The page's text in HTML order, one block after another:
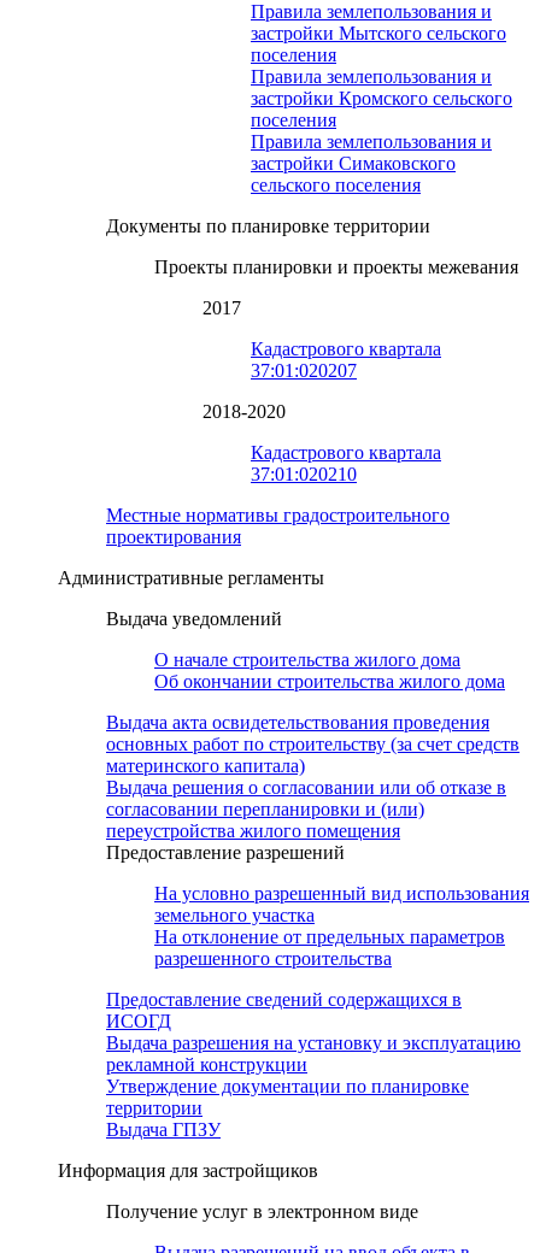
Правила землепользования и
застройки Мытского сельского
поселения
Правила землепользования и
застройки Кромского сельского
поселения
Правила землепользования и
застройки Симаковского
сельского поселения
Документы по планировке территории
Проекты планировки и проекты межевания
2017
Кадастрового квартала
37:01:020207
2018-2020
Кадастрового квартала
37:01:020210
Местные нормативы градостроительного
проектирования
Административные регламенты
Выдача уведомлений
О начале строительства жилого дома
Об окончании строительства жилого дома
Выдача акта освидетельствования проведения
основных работ по строительству (за счет средств
материнского капитала)
Выдача решения о согласовании или об отказе в
согласовании перепланировки и (или)
переустройства жилого помещения
Предоставление разрешений
На условно разрешенный вид использования
земельного участка
На отклонение от предельных параметров
разрешенного строительства
Предоставление сведений содержащихся в
ИСОГД
Выдача разрешения на установку и эксплуатацию
рекламной конструкции
Утверждение документации по планировке
территории
Выдача ГПЗУ
Информация для застройщиков
Получение услуг в электронном виде